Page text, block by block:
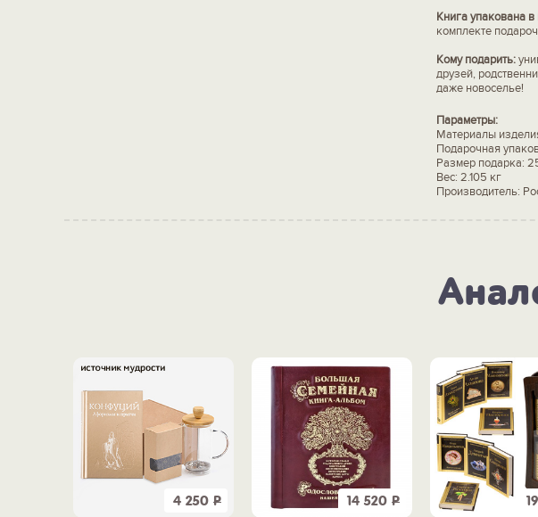
Книга упакована
комплекте
Кому подарить:
друзей,
даже новоселье!
Параметры:
Материалы
Подарочная
Размер подарка:
Вес: 2.105 кг
Производитель:
4 250 Р 14 520 Р